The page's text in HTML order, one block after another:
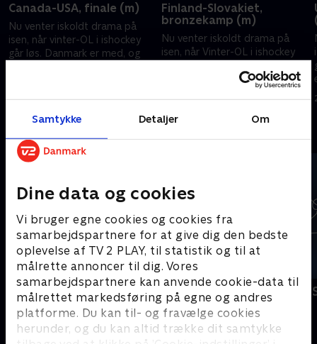
Samtykke Detaljer Om
Dine data og cookies
Vi bruger egne cookies og cookies fra
samarbejdspartnere for at give dig den bedste
oplevelse af TV 2 PLAY, til statistik og til at
målrette annoncer til dig. Vores
samarbejdspartnere kan anvende cookie-data til
målrettet markedsføring på egne og andres
platforme. Du kan til- og fravælge cookies
herunder, og du kan altid trække dit samtykke
Canada-USA, finale (m)
Nu venter iskoldt drama på
isen, når vinter-OL i ishockey
går løs. Danmark er med, og
Finland-Slovakiet,
bronzekamp (m)
Nu venter iskoldt drama på
isen, når Vinter-OL i ishockey
efter sejren over Canada sidste
år, er der drømme om dansk
21. februar 2026 • 103 min
Andre så også
Vinter-OL - Højdepunkter
Sport
Vinter-OL -
Skøjteløb